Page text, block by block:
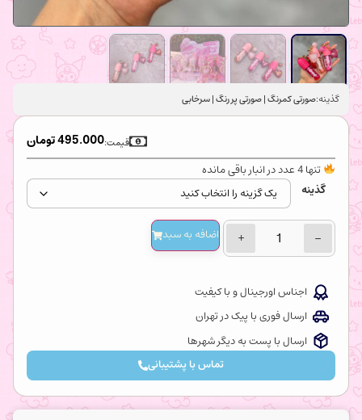
گذینه:صورتی کمرنگ | صورتی پر رنگ | سرخابی
495.000تومان قیمت:
تنها 4 عدد در انبار باقی مانده
گذینه
−
+ اضافه‌ به سبد
اجناس اورجینال و با کیفیت
ارسال فوری با پیک در تهران
ارسال با پست به دیگر شهرها
تماس با پشتیبانی